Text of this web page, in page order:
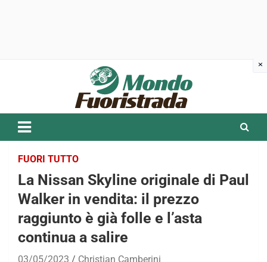
FUORI TUTTO
La Nissan Skyline originale di Paul
Walker in vendita: il prezzo
raggiunto è già folle e l’asta
continua a salire
03/05/2023 Christian Camberini